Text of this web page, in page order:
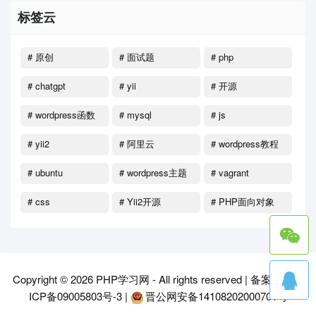
标签云
# 原创 # 面试题 # php
# chatgpt # yii # 开源
# wordpress函数 # mysql # js
# yii2 # 阿里云 # wordpress教程
# ubuntu # wordpress主题 # vagrant
# css # Yii2开源 # PHP面向对象
Copyright © 2026 PHP学习网 - All rights reserved | 备案号：晋
ICP备09005803号-3| 晋公网安备14108202000701号